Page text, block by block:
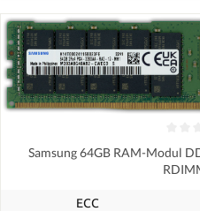
Samsung 64GB RAM-Modul
ECC